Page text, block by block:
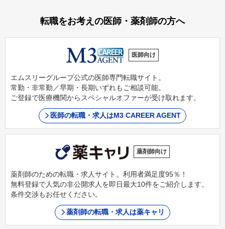
転職をお考えの医師・薬剤師の方へ
医師向け
エムスリーグループ公式の医師専門転職サイト。
常勤・非常勤／早期・長期いずれもご相談可能。
ご登録で医療機関からスペシャルオファーが受け取れます。
医師の転職・求人はM3 CAREER AGENT
薬剤師向け
薬剤師のための転職・求人サイト。利用者満足度95％！
無料登録で人気の非公開求人を即日最大10件をご紹介します。
条件交渉もお任せください。
薬剤師の転職・求人は薬キャリ